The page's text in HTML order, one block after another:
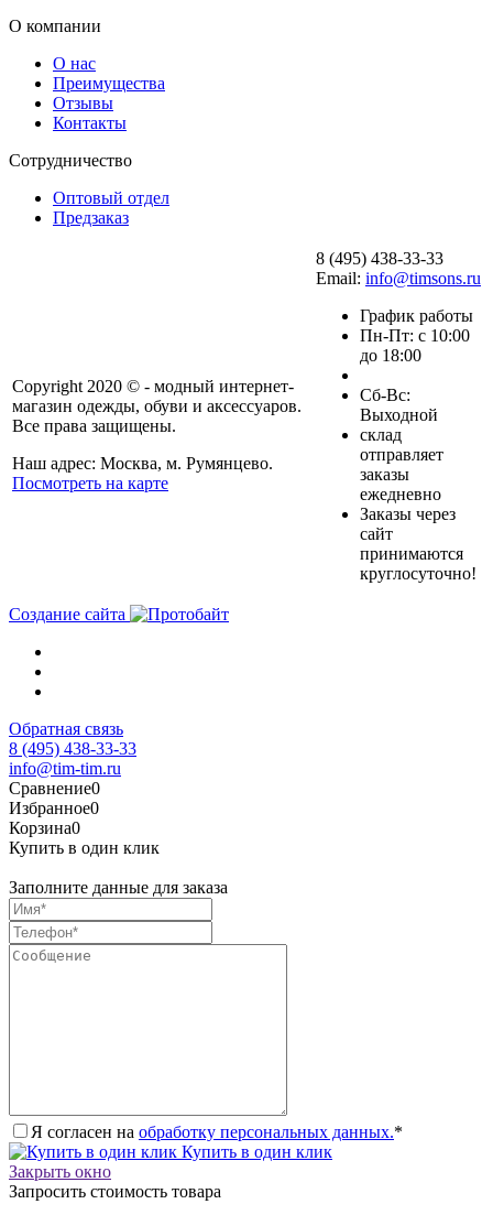
О компании
О нас
Преимущества
Отзывы
Контакты
Сотрудничество
Оптовый отдел
Предзаказ
Copyright 2020 © - модный интернет-
магазин одежды, обуви и аксессуаров.
Все права защищены.
Наш адрес: Москва, м. Румянцево.
Посмотреть на карте
8 (495) 438-33-33
Email: info@timsons.ru
График работы
Пн-Пт: с 10:00
до 18:00
Cб-Вс:
Выходной
склад
отправляет
заказы
ежедневно
Заказы через
сайт
принимаются
круглосуточно!
Создание сайта
Обратная связь
8 (495) 438-33-33
info@tim-tim.ru
Сравнение0
Избранное0
Корзина0
Купить в один клик
Заполните данные для заказа
Я согласен на обработку персональных данных.*
Купить в один клик
Закрыть окно
Запросить стоимость товара